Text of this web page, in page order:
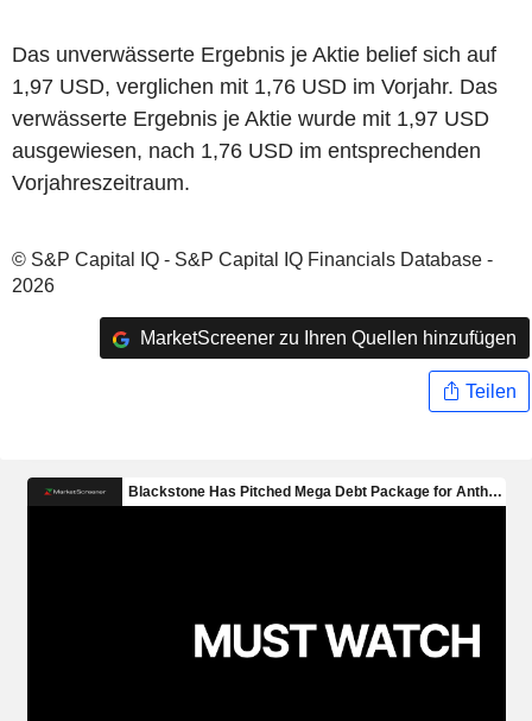
Das unverwässerte Ergebnis je Aktie belief sich auf
1,97 USD, verglichen mit 1,76 USD im Vorjahr. Das
verwässerte Ergebnis je Aktie wurde mit 1,97 USD
ausgewiesen, nach 1,76 USD im entsprechenden
Vorjahreszeitraum.
© S&P Capital IQ - S&P Capital IQ Financials Database -
2026
MarketScreener zu Ihren Quellen hinzufügen
Teilen